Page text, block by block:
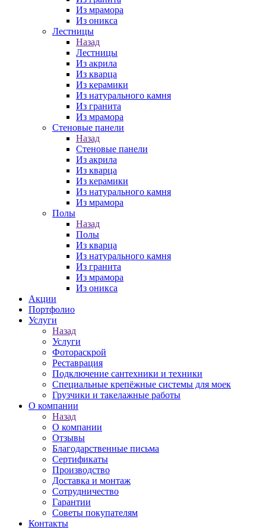
Из мрамора
Из оникса
Лестницы
Назад
Лестницы
Из акрила
Из кварца
Из керамики
Из натурального камня
Из гранита
Из мрамора
Стеновые панели
Назад
Стеновые панели
Из акрила
Из кварца
Из керамики
Из натурального камня
Из мрамора
Полы
Назад
Полы
Из кварца
Из натурального камня
Из гранита
Из мрамора
Из оникса
Акции
Портфолио
Услуги
Назад
Услуги
Фотораскрой
Реставрация
Подключение сантехники и техники
Специальные крепёжные системы для моек
Грузчики и такелажные работы
О компании
Назад
О компании
Отзывы
Благодарственные письма
Сертификаты
Производство
Доставка и монтаж
Сотрудничество
Гарантии
Советы покупателям
Контакты